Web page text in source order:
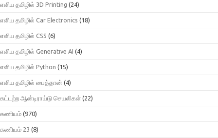
எளிய தமிழில் 3D Printing (24)
எளிய தமிழில் Car Electronics (18)
எளிய தமிழில் CSS (6)
எளிய தமிழில் Generative AI (4)
எளிய தமிழில் Python (15)
எளிய தமிழில் பைத்தான் (4)
கட்டற்ற ஆன்டிராய்டு செயலிகள் (22)
கணியம் (970)
கணியம் 23 (8)